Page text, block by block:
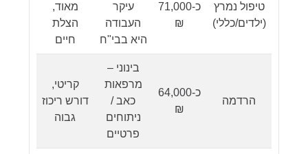
טיפול נמרץ
(ילדים/כללי)
כ-71,000
₪
עיקר
העבודה
היא בבי"ח
מאוד,
הצלת
חיים
הרדמה
כ-64,000
₪
בינוני –
מרפאות
כאב /
ניתוחים
פרטיים
קריטי,
דורש ריכוז
גבוה